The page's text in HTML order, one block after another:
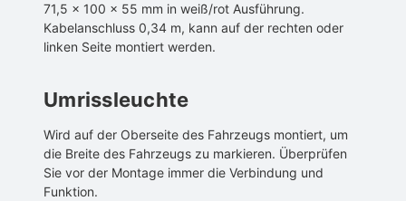
71,5 × 100 × 55 mm in weiß/rot Ausführung.
Kabelanschluss 0,34 m, kann auf der rechten oder
linken Seite montiert werden.
Umrissleuchte
Wird auf der Oberseite des Fahrzeugs montiert, um
die Breite des Fahrzeugs zu markieren. Überprüfen
Sie vor der Montage immer die Verbindung und
Funktion.